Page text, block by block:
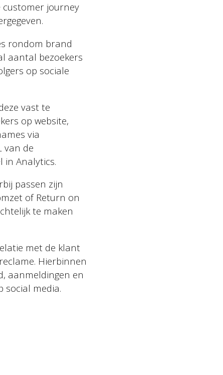
customer journey
rondom brand
aantal bezoekers
op sociale
vast te
op website,
via
van de
Analytics.
passen zijn
of Return on
te maken
met de klant
Hierbinnen
aanmeldingen en
social media.